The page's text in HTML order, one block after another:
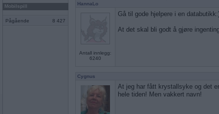
Mobilspill
Pågående 8 427
HannaLo
Antall innlegg:
6240
Gå til gode hjelpere i en
At det skal bli godt å gjøre
Cygnus
At jeg har fått krystallsyke og det
hele tiden! Men vakkert navn!